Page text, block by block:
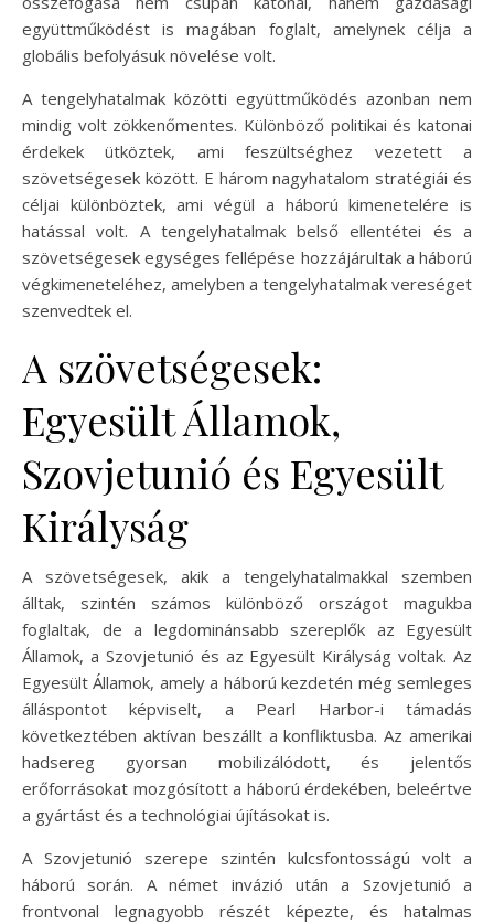
együttműködést is magában foglalt, amelynek célja a
globális befolyásuk növelése volt.
A tengelyhatalmak közötti együttműködés azonban nem
mindig volt zökkenőmentes. Különböző politikai és katonai
érdekek ütköztek, ami feszültséghez vezetett a
szövetségesek között. E három nagyhatalom stratégiái és
céljai különböztek, ami végül a háború kimenetelére is
hatással volt. A tengelyhatalmak belső ellentétei és a
szövetségesek egységes fellépése hozzájárultak a háború
végkimeneteléhez, amelyben a tengelyhatalmak vereséget
szenvedtek el.
A szövetségesek:
Egyesült Államok,
Szovjetunió és Egyesült
Királyság
A szövetségesek, akik a tengelyhatalmakkal szemben
álltak, szintén számos különböző országot magukba
foglaltak, de a legdominánsabb szereplők az Egyesült
Államok, a Szovjetunió és az Egyesült Királyság voltak. Az
Egyesült Államok, amely a háború kezdetén még semleges
álláspontot képviselt, a Pearl Harbor-i támadás
következtében aktívan beszállt a konfliktusba. Az amerikai
hadsereg gyorsan mobilizálódott, és jelentős
erőforrásokat mozgósított a háború érdekében, beleértve
a gyártást és a technológiai újításokat is.
A Szovjetunió szerepe szintén kulcsfontosságú volt a
háború során. A német invázió után a Szovjetunió a
frontvonal legnagyobb részét képezte, és hatalmas